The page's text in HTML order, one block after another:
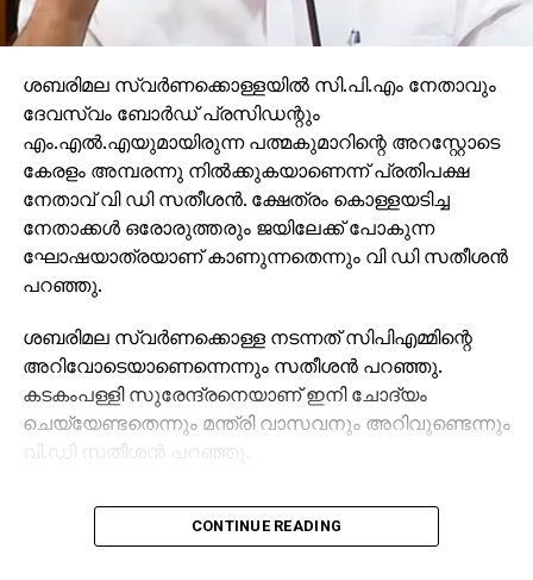
ശബരിമല സ്വര്‍ണക്കൊള്ളയില്‍ സി.പി.എം നേതാവും
ദേവസ്വം ബോര്‍ഡ് പ്രസിഡന്റും
എം.എല്‍.എയുമായിരുന്ന പത്മകുമാറിന്റെ അറസ്റ്റോടെ
കേരളം അമ്പരന്നു നില്‍ക്കുകയാണെന്ന് പ്രതിപക്ഷ
നേതാവ് വി ഡി സതീശന്‍. ക്ഷേത്രം കൊള്ളയടിച്ച
നേതാക്കള്‍ ഒരോരുത്തരും ജയിലേക്ക് പോകുന്ന
ഘോഷയാത്രയാണ് കാണുന്നതെന്നും വി ഡി സതീശന്‍
പറഞ്ഞു.
ശബരിമല സ്വര്‍ണക്കൊള്ള നടന്നത് സിപിഎമ്മിന്റെ
അറിവോടെയാണെന്നെന്നും സതീശന്‍ പറഞ്ഞു.
കടകംപള്ളി സുരേന്ദ്രനെയാണ് ഇനി ചോദ്യം
ചെയ്യേണ്ടതെന്നും മന്ത്രി വാസവനും അറിവുണ്ടെന്നും
വി.ഡി സതീശന്‍ പറഞ്ഞു.
ശബരിമല സ്വര്‍ണക്കൊള്ളയില്‍ മുഖ്യമന്ത്രി
പിണറായി വിജയന്‍ എന്തുകൊണ്ട് മൗനം പാലിക്കുന്നു.
CONTINUE READING